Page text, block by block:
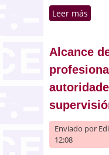
Leer más
Alcance
Enviado por
12:08